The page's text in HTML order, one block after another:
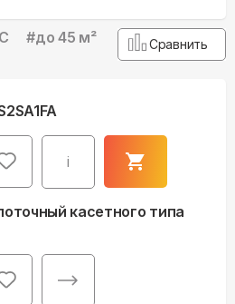
#до 45 м² Сравнить
i
касетного типа